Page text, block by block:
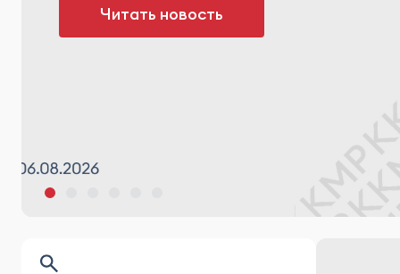
Читать новость